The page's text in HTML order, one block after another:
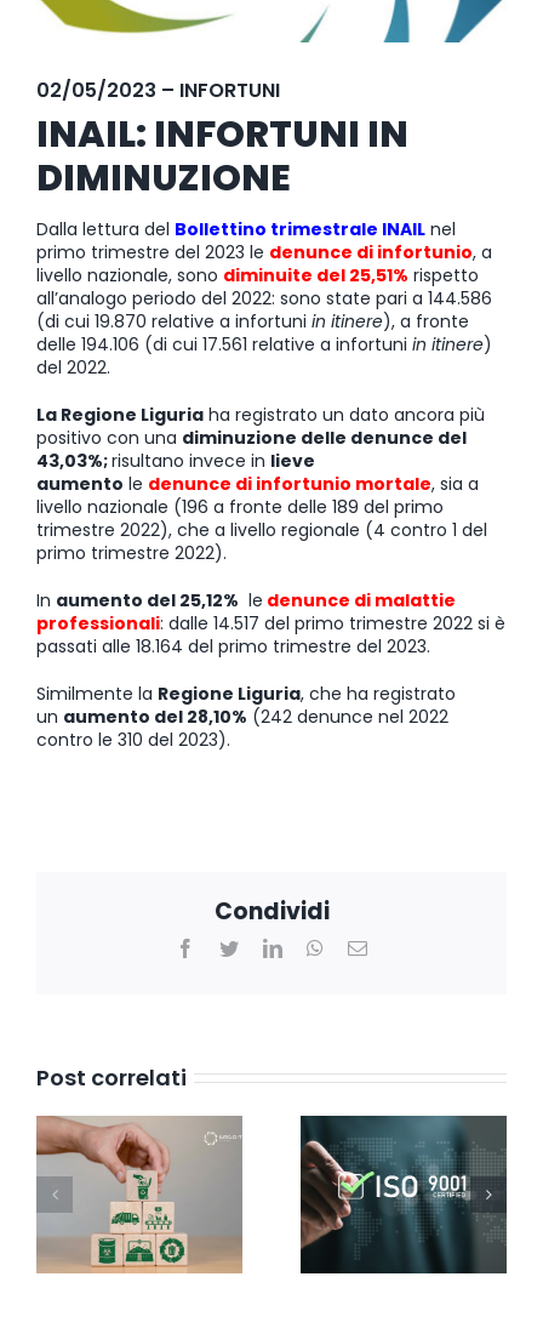
CONTATTI
02/05/2023 – INFORTUNI
INAIL: INFORTUNI IN
DIMINUZIONE
Dalla lettura del Bollettino trimestrale INAIL nel
primo trimestre del 2023 le denunce di infortunio, a
livello nazionale, sono diminuite del 25,51% rispetto
all’analogo periodo del 2022: sono state pari a 144.586
(di cui 19.870 relative a infortuni in itinere), a fronte
delle 194.106 (di cui 17.561 relative a infortuni in itinere)
del 2022.
La Regione Liguria ha registrato un dato ancora più
positivo con una diminuzione delle denunce del
43,03%;risultano invece in lieve
aumento le denunce di infortunio mortale, sia a
livello nazionale (196 a fronte delle 189 del primo
trimestre 2022), che a livello regionale (4 contro 1 del
primo trimestre 2022).
In aumento del 25,12% le denunce di malattie
professionali: dalle 14.517 del primo trimestre 2022 si è
passati alle 18.164 del primo trimestre del 2023.
Similmente la Regione Liguria, che ha registrato
un aumento del 28,10% (242 denunce nel 2022
contro le 310 del 2023).
Condividi
Facebook
TwitterLinkedInWhatsApp
Email
Post correlati